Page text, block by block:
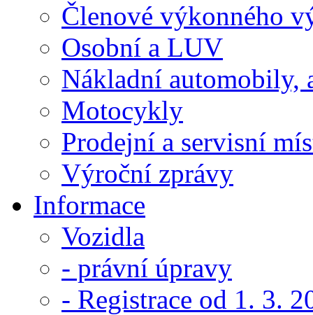
Členové výkonného
Osobní a LUV
Nákladní automobily,
Motocykly
Prodejní a servisní
Výroční zprávy
Informace
Vozidla
- právní úpravy
- Registrace od 1. 3.